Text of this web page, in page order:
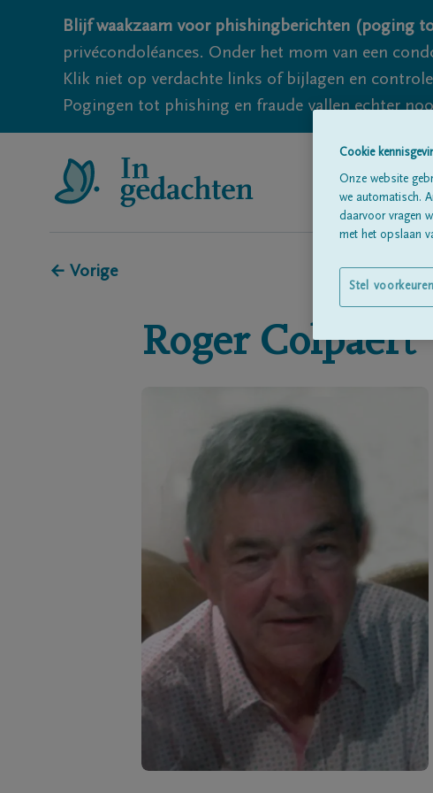
Blijf waakzaam voor phishingberichten (poging
privécondoléances. Onder het mom van een
Klik niet op verdachte links of bijlagen en
Pogingen tot phishing en fraude vallen echter
← Vorige
Roger Colpaert
Cookie
Onze website
we automatisch.
daarvoor vragen
met het opslaan
Stel